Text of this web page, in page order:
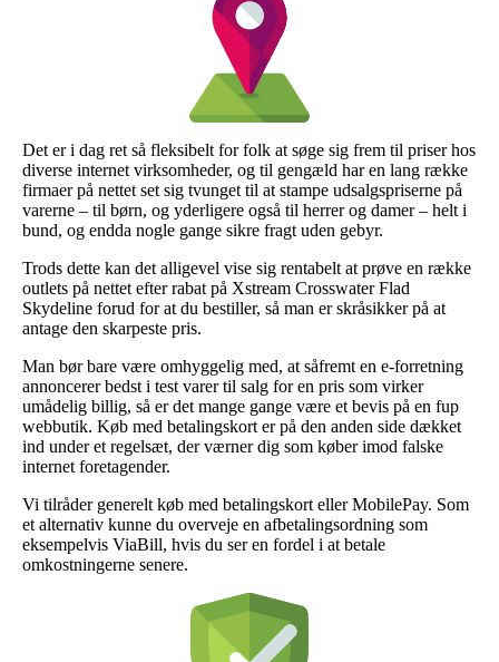
Det er i dag ret så fleksibelt for folk at søge sig frem til priser hos
diverse internet virksomheder, og til gengæld har en lang række
firmaer på nettet set sig tvunget til at stampe udsalgspriserne på
varerne – til børn, og yderligere også til herrer og damer – helt i
bund, og endda nogle gange sikre fragt uden gebyr.
Trods dette kan det alligevel vise sig rentabelt at prøve en række
outlets på nettet efter rabat på Xstream Crosswater Flad
Skydeline forud for at du bestiller, så man er skråsikker på at
antage den skarpeste pris.
Man bør bare være omhyggelig med, at såfremt en e-forretning
annoncerer bedst i test varer til salg for en pris som virker
umådelig billig, så er det mange gange være et bevis på en fup
webbutik. Køb med betalingskort er på den anden side dækket
ind under et regelsæt, der værner dig som køber imod falske
internet foretagender.
Vi tilråder generelt køb med betalingskort eller MobilePay. Som
et alternativ kunne du overveje en afbetalingsordning som
eksempelvis ViaBill, hvis du ser en fordel i at betale
omkostningerne senere.